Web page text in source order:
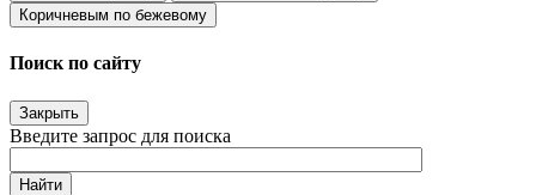
Коричневым по бежевому
Поиск по сайту
Закрыть
Введите запрос для поиска
Найти